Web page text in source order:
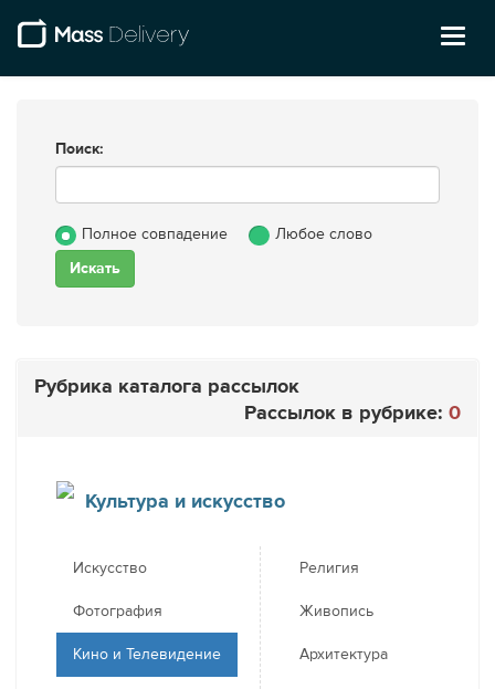
Поиск:
Полное совпадение Любое слово
Рубрика каталога рассылок
Рассылок в рубрике: 0
Культура и искусство
Искусство
Фотография
Кино и Телевидение
Религия
Живопись
Архитектура